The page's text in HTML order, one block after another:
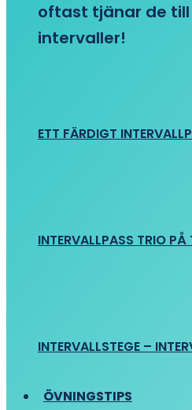
oftast tjänar de
intervaller!
ETT FÄRDIGT
INTERVALLPASS TRIO PÅ
INTERVALLSTEGE –
ÖVNINGSTIPS